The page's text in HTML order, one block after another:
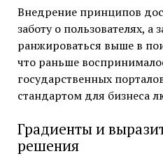
Внедрение принципов
заботу о пользователях, а
ранжироваться выше в
что раньше
государственных
стандартом для бизнеса
Градиенты и
решения